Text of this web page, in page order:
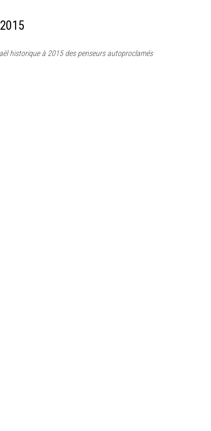
historique à 2015 des penseurs autoproclamés